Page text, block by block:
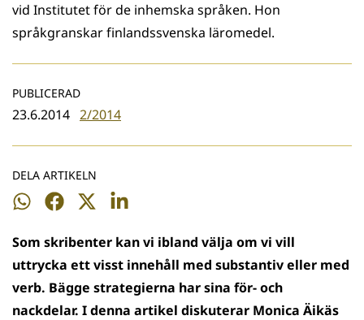
vid Institutet för de inhemska språken. Hon
språkgranskar finlandssvenska läromedel.
PUBLICERAD
23.6.2014 2/2014
DELA ARTIKELN
Dela
WhatsApp
Dela
Facebook
Dela
Twitter
Dela
LinkedIn
Som skribenter kan vi ibland välja om vi vill
uttrycka ett visst innehåll med substantiv eller med
verb. Bägge strategierna har sina för- och
nackdelar. I denna artikel diskuterar Monica Äikäs